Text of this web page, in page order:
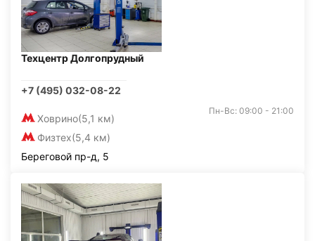
Техцентр Долгопрудный
+7 (495) 032-08-22
Ховрино(5,1 км)
Физтех(5,4 км)
Пн-Вс: 09:00 - 21:00
Береговой пр-д, 5